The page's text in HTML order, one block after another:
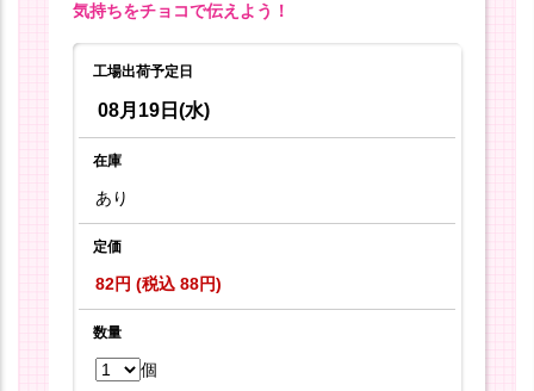
気持ちをチョコで伝えよう！
工場出荷予定日
08月19日(水)
在庫
あり
定価
82円 (税込 88円)
数量
個